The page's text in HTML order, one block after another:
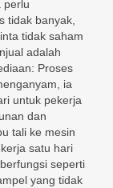
perlu
tidak banyak,
tidak saham
adalah
Proses
ia
untuk pekerja
dan
tali ke mesin
satu hari
seperti
yang tidak